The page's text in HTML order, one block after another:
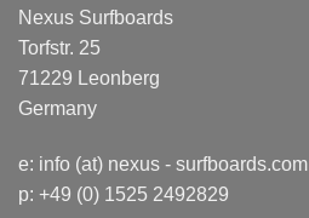
Nexus Surfboards
Torfstr. 25
71229 Leonberg
Germany
e: info (at) nexus - surfboards.com
p: +49 (0) 1525 2492829